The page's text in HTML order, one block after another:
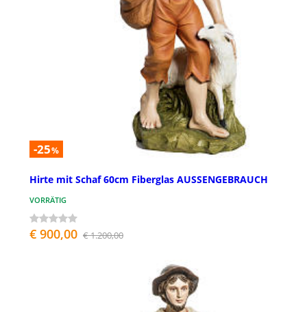
-25%
Hirte mit Schaf 60cm Fiberglas AUSSENGEBRAUCH
VORRÄTIG
€ 900,00 € 1.200,00